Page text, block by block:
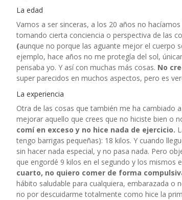
La edad
Vamos a ser sinceras, a los 20 años no
tomando cierta conciencia o perspectiva de las
(aunque no porque las aguante mejor el cuerpo
ejemplo, hace años no me protegía del sol,
pensaba yo. Y así con muchas más cosas. No
super parecidos en muchos aspectos, pero es
La experiencia
Otra de las cosas que también me ha cambiado
mejorar aquello que crees que no hiciste bien o
comí en exceso y no hice nada de ejercicio.
tengo barrigas pequeñas): 18 kilos. Y cuando
sin hacer nada especial, y no pasa nada. Pero
que engordé 9 kilos en el segundo y los mismos
cuarto, no quiero comer de forma
hábito saludable para cualquiera, embarazada o
no por descuidarme totalmente como hice la